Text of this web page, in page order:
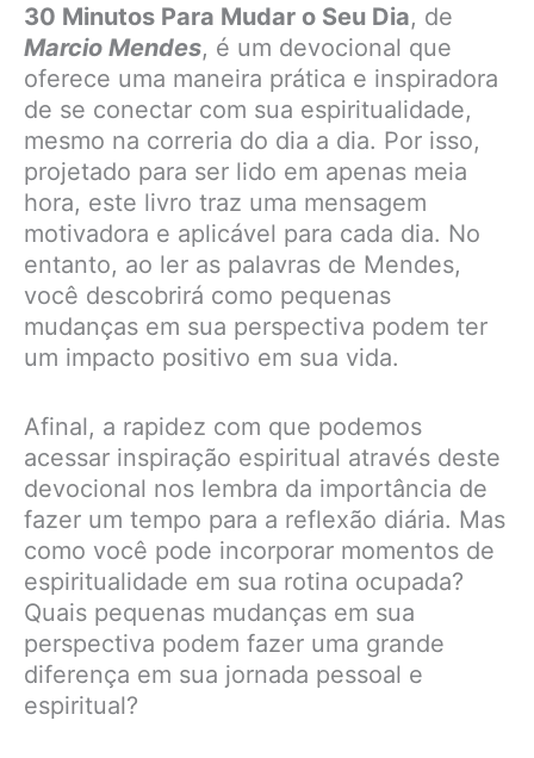
30 Minutos Para Mudar o Seu Dia, de
Marcio Mendes, é um devocional que
oferece uma maneira prática e inspiradora
de se conectar com sua espiritualidade,
mesmo na correria do dia a dia. Por isso,
projetado para ser lido em apenas meia
hora, este livro traz uma mensagem
motivadora e aplicável para cada dia. No
entanto, ao ler as palavras de Mendes,
você descobrirá como pequenas
mudanças em sua perspectiva podem ter
um impacto positivo em sua vida.
Afinal, a rapidez com que podemos
acessar inspiração espiritual através deste
devocional nos lembra da importância de
fazer um tempo para a reflexão diária. Mas
como você pode incorporar momentos de
espiritualidade em sua rotina ocupada?
Quais pequenas mudanças em sua
perspectiva podem fazer uma grande
diferença em sua jornada pessoal e
espiritual?